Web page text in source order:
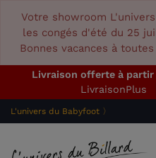
Votre showroom
les congés d'été du 25
Bonnes vacances à
Livraison offerte à partir
LivraisonPlus
L'univers du Babyfoot 〉